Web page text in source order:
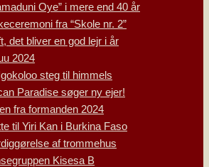
Oye” i mere end 40 år
fra “Skole nr. 2”
det bliver en god lejr i år
2024
steg til himmels
Paradise søger ny ejer!
fra formanden 2024
til Yiri Kan i Burkina Faso
af trommehus
Kisesa B